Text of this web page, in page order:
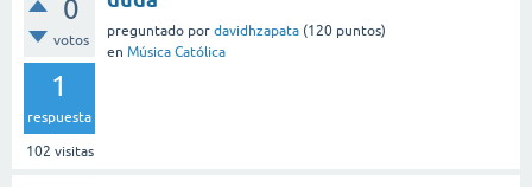
0
votos
1
respuesta
102 visitas
preguntado por davidhzapata (120 puntos)
en Música Católica